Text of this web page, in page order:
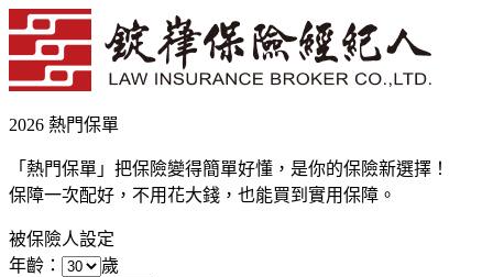
2026 熱門保單
「熱門保單」把保險變得簡單好懂，是你的保險新選擇！
保障一次配好，不用花大錢，也能買到實用保障。
被保險人設定
年齡：
歲